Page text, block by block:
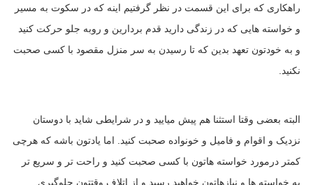
راهکاری که برای این قسمت در نظر گرفتیم اینه که در سکوت به مسیر
و خواسته هایی که در زندگی دارید قدم بردارین و روبه جلو حرکت کنید
و به خودتون تعهد بدین که تا رسیدن به سر منزل مقصود با کسی صحبت
نکنید.
البته بعضی وقتا استثنا هم پیش میایید و در شرایطی شاید با دوستان
نزدیک و اقوام و فامیل و خونواده صحبت کنید. اما یادتون باشه که هرچی
کمتر درمورد خواسته هاتون با کسی صحبت کنید و راحت تر و سریع تر
به خواسته ها و نیازهاتون خواهید رسید و از اتلاف وقتتون جلوگیری